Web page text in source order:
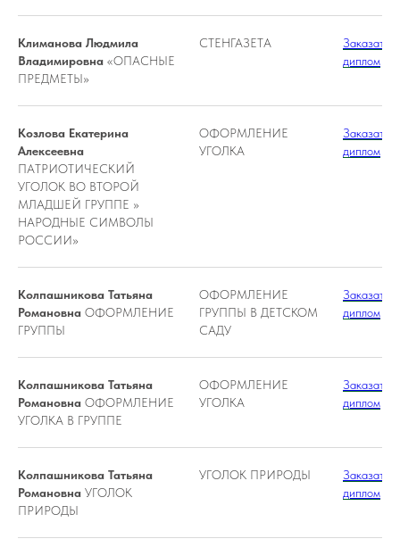
Климанова Людмила
Владимировна «ОПАСНЫЕ
ПРЕДМЕТЫ»
СТЕНГАЗЕТА
Заказать
диплом
Козлова Екатерина
Алексеевна
ПАТРИОТИЧЕСКИЙ
УГОЛОК ВО ВТОРОЙ
МЛАДШЕЙ ГРУППЕ »
НАРОДНЫЕ СИМВОЛЫ
РОССИИ»
ОФОРМЛЕНИЕ
УГОЛКА
Заказать
диплом
Колпашникова Татьяна
Романовна ОФОРМЛЕНИЕ
ГРУППЫ
ОФОРМЛЕНИЕ
ГРУППЫ В ДЕТСКОМ
САДУ
Заказать
диплом
Колпашникова Татьяна
Романовна ОФОРМЛЕНИЕ
УГОЛКА В ГРУППЕ
ОФОРМЛЕНИЕ
УГОЛКА
Заказать
диплом
Колпашникова Татьяна
Романовна УГОЛОК
ПРИРОДЫ
УГОЛОК ПРИРОДЫ
Заказать
диплом